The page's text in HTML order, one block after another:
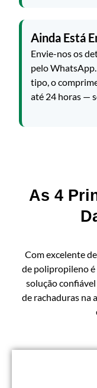
Ainda Está
Envie-nos os
pelo
tipo, o
até 24 horas —
As 4
Com excelente
de polipropileno
solução
de rachaduras na